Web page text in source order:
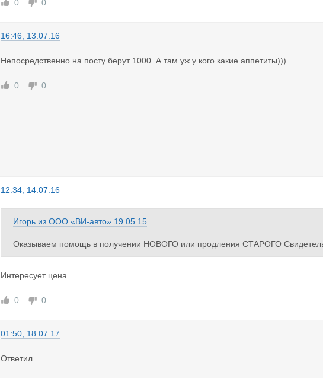
0 0
16:46, 13.07.16
Непосредственно на посту берут 1000. А там уж у кого какие аппетиты)))
0 0
12:34, 14.07.16
Игорь из ООО «ВИ-авто» 19.05.15
Оказываем помощь в получении НОВОГО или продления СТАРОГО
(ПЛОМБИРОВКА)
Интересует цена.
0 0
01:50, 18.07.17
Ответил